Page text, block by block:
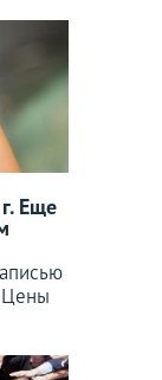
Еще
Цены